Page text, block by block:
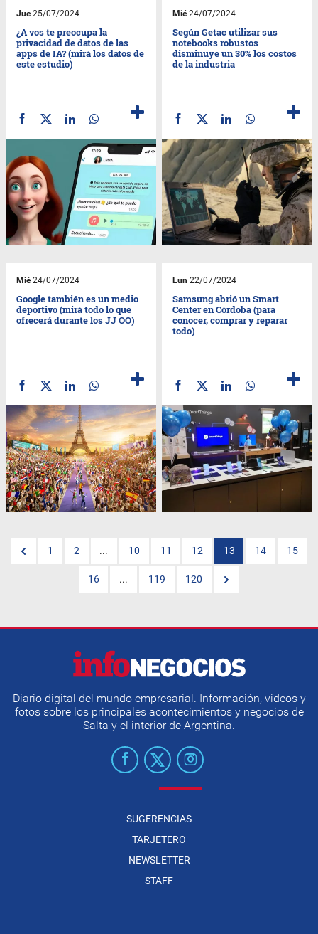
Jue25/07/2024
¿A vos te preocupa la
privacidad de datos de las
apps de IA? (mirá los datos de
este estudio)
Mié24/07/2024
Según Getac utilizar sus
notebooks robustos
disminuye un 30% los costos
de la industria
Mié24/07/2024
Google también es un medio
deportivo (mirá todo lo que
ofrecerá durante los JJ OO)
Lun 22/07/2024
Samsung abrió un Smart
Center en Córdoba (para
conocer, comprar y reparar
todo)
1 2 ... 10 11 12 13 14 15
16 ... 119 120
Diario digital del mundo empresarial. Información, videos y
fotos sobre los principales acontecimientos y negocios de
Salta y el interior de Argentina.
SUGERENCIAS
TARJETERO
NEWSLETTER
STAFF